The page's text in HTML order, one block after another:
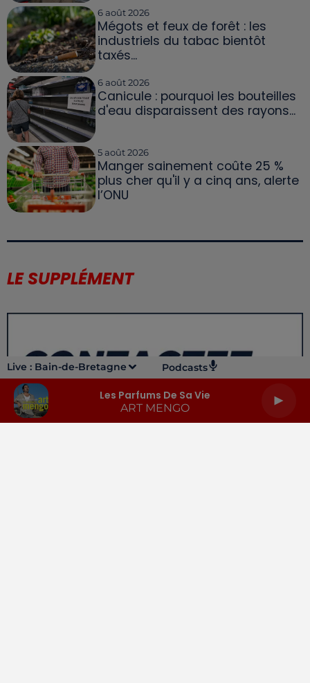
Live : Bain-de-Bretagne Podcasts
Les Parfums De Sa Vie
ART MENGO
6 août 2026
Mégots et feux de forêt : les
industriels du tabac bientôt
taxés...
6 août 2026
Canicule : pourquoi les bouteilles
d'eau disparaissent des rayons...
5 août 2026
Manger sainement coûte 25 %
plus cher qu'il y a cinq ans, alerte
l’ONU
LE SUPPLÉMENT